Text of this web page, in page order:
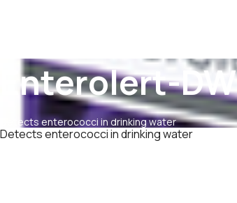
Enterolert-DW
Detects enterococci in drinking water
Detects enterococci in drinking water